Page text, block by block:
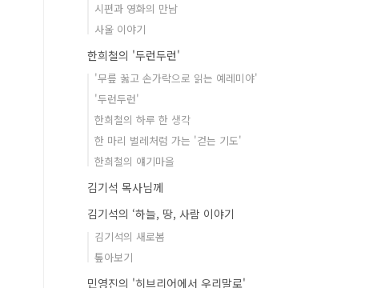
시편과 영화의 만남
사울 이야기
한희철의 '두런두런'
'무릎 꿇고 손가락으로 읽는 예레미야'
'두런두런'
한희철의 하루 한 생각
한 마리 벌레처럼 가는 '걷는 기도'
한희철의 얘기마을
김기석 목사님께
김기석의 ‘하늘, 땅, 사람 이야기
김기석의 새로봄
톺아보기
민영진의 '히브리어에서 우리말로'